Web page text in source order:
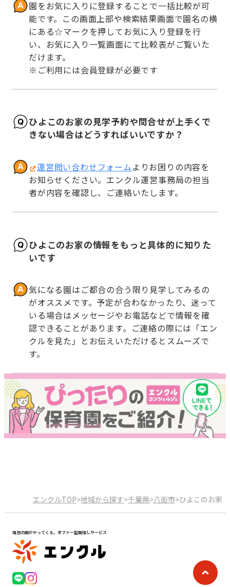
園をお気に入りに登録することで一括比較が可
能です。この画面上部や検索結果画面で園名の横
にある☆マークを押してお気に入り登録を行
い、お気に入り一覧画面にて比較表がご覧いた
だけます。
※ご利用には会員登録が必要です
ひよこのお家の見学予約や問合せが上手くで
きない場合はどうすればいいですか？
運営問い合わせフォームよりお困りの内容を
お知らせください。エンクル運営事務局の担当
者が内容を確認し、ご連絡いたします。
ひよこのお家の情報をもっと具体的に知りた
いです
気になる園はご都合の合う限り見学してみるの
がオススメです。予定が合わなかったり、迷って
いる場合はメッセージやお電話などで情報を確
認できることがあります。ご連絡の際には「エン
クルを見た」とお伝えいただけるとスムーズで
す。
エンクルTOP>地域から探す>千葉県>八街市>ひよこのお家
理想の園がやってくる。オファー型園探しサービス